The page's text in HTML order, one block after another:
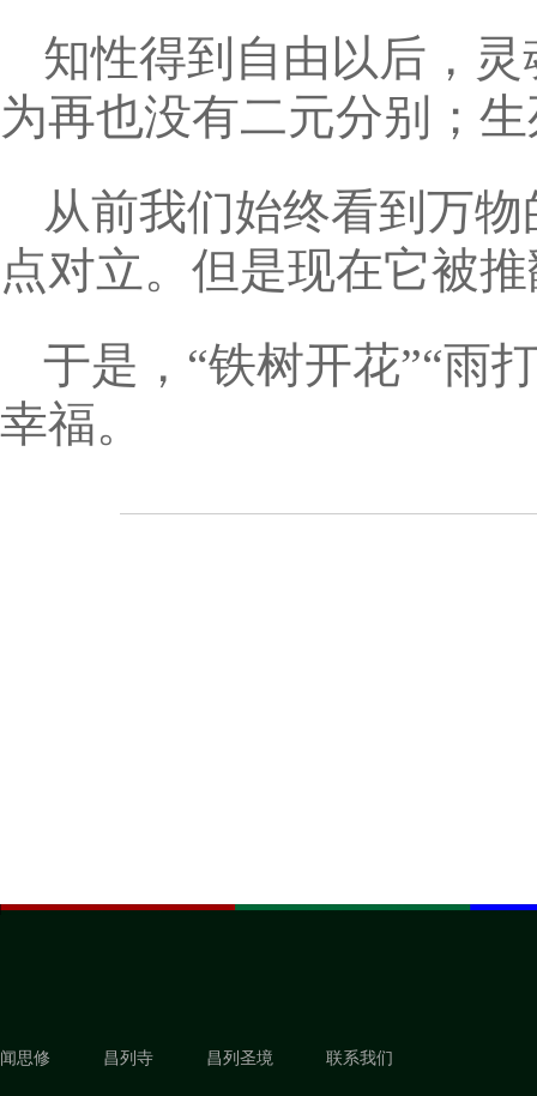
知性得到自由以后，
为再也没有二元分别；
从前我们始终看到万
点对立。但是现在它被
于是，“铁树开花”“雨
幸福。
闻思修 昌列寺 昌列圣境 联系我们